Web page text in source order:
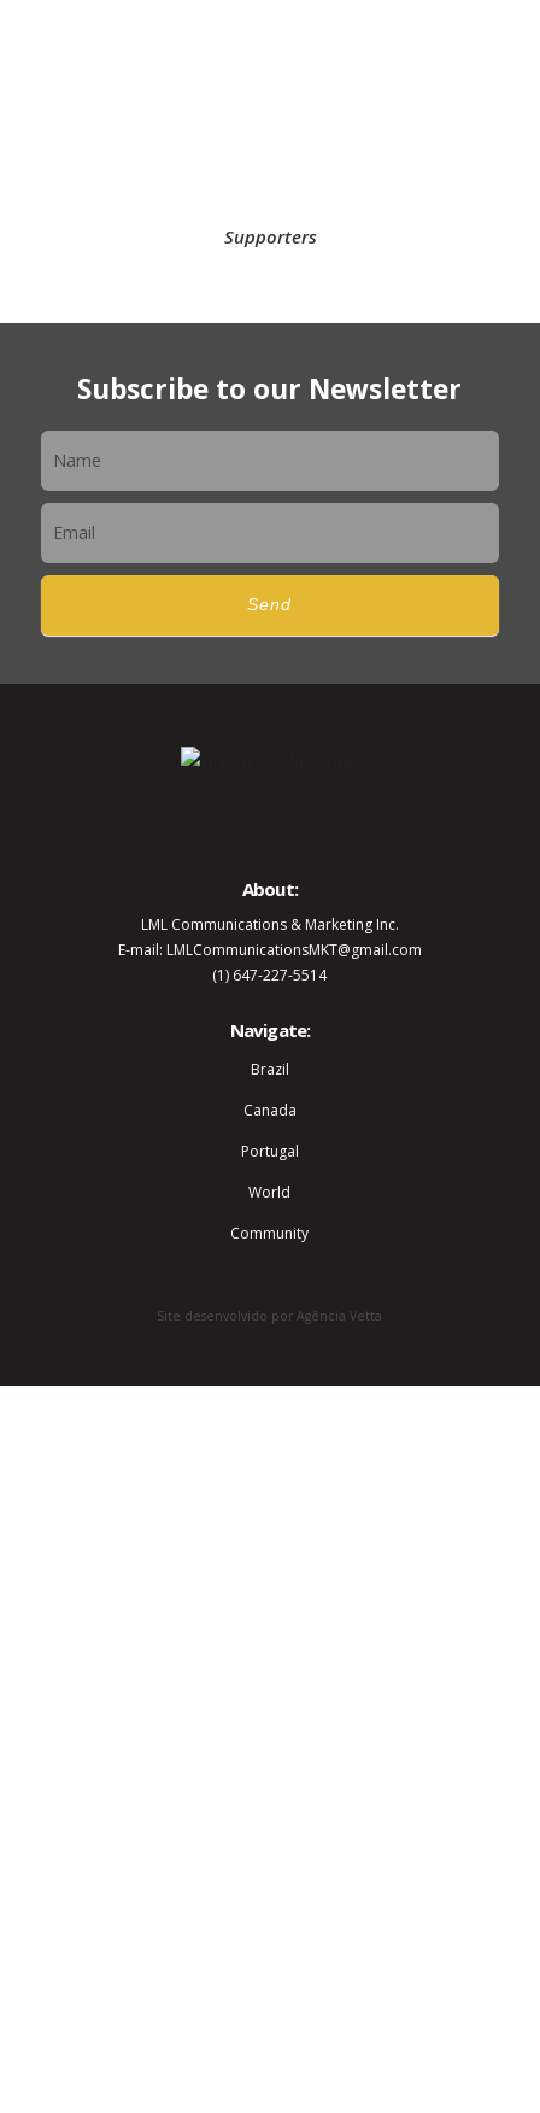
Supporters
Subscribe to our Newsletter
Send
About:
LML Communications & Marketing Inc.
E-mail: LMLCommunicationsMKT@gmail.com
(1) 647-227-5514
Navigate:
Brazil
Canada
Portugal
World
Community
Site desenvolvido por Agência Vetta